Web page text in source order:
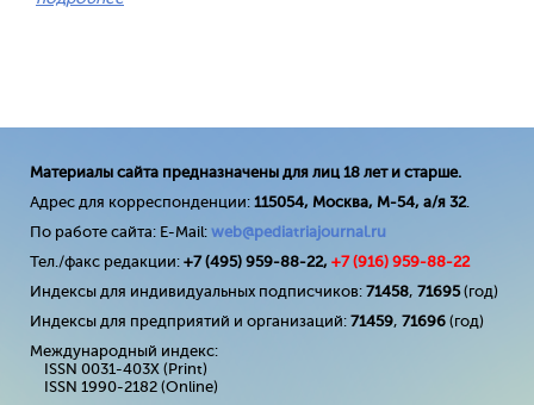
Материалы сайта предназначены для лиц 18 лет и старше.
Адрес для корреспонденции: 115054, Москва, М-54, а/я 32.
По работе сайта: E-Mail: web@pediatriajournal.ru
Тел./факс редакции: +7 (495) 959-88-22, +7 (916) 959-88-22
Индексы для индивидуальных подписчиков: 71458, 71695(год)
Индексы для предприятий и организаций: 71459, 71696 (год)
Международный индекс:
ISSN 0031-403X (Print)
ISSN 1990-2182 (Online)